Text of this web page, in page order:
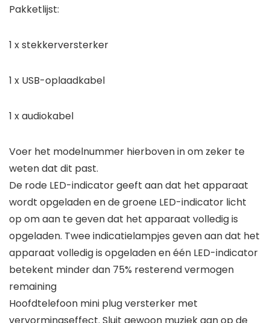
Pakketlijst:
1 x stekkerversterker
1 x USB-oplaadkabel
1 x audiokabel
Voer het modelnummer hierboven in om zeker te
weten dat dit past.
De rode LED-indicator geeft aan dat het apparaat
wordt opgeladen en de groene LED-indicator licht
op om aan te geven dat het apparaat volledig is
opgeladen. Twee indicatielampjes geven aan dat het
apparaat volledig is opgeladen en één LED-indicator
betekent minder dan 75% resterend vermogen
remaining
Hoofdtelefoon mini plug versterker met